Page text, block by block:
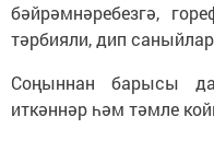
бәйрәмнәребезгә,
тәрбияли, дип
Соңыннан барысы
иткәннәр һәм тәмле